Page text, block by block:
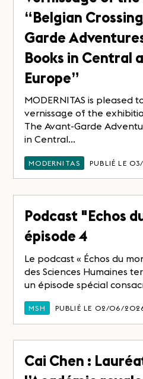
“Belgian
Garde
Books in Central
Europe”
MODERNITAS is pleased
vernissage of the
The Avant-Garde
in Central...
MODERNITAS PUBLIÉ LE
Podcast "Echos
épisode 4
Le podcast « Échos du
des Sciences Humaines
un épisode spécial
MSH PUBLIÉ LE 02/06/
Cai Chen :